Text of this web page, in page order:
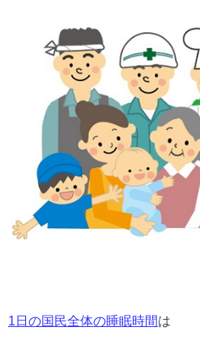
1日の国民全体の睡眠時間は